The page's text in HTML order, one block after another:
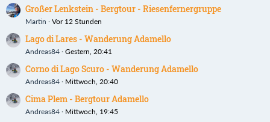
Großer Lenkstein - Bergtour - Riesenfernergruppe
Martin Vor 12 Stunden
Lago di Lares - Wanderung Adamello
Andreas84 Gestern, 20:41
Corno di Lago Scuro - Wanderung Adamello
Andreas84 Mittwoch, 20:40
Cima Plem - Bergtour Adamello
Andreas84 Mittwoch, 19:45